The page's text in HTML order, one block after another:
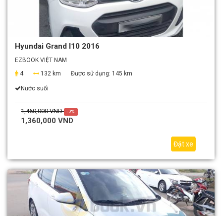
Hyundai Grand I10 2016
EZBOOK VIỆT NAM
4
132 km Được sử dụng: 145 km
Nước suối
1,460,000 VND -7%
1,360,000 VND
Đặt xe